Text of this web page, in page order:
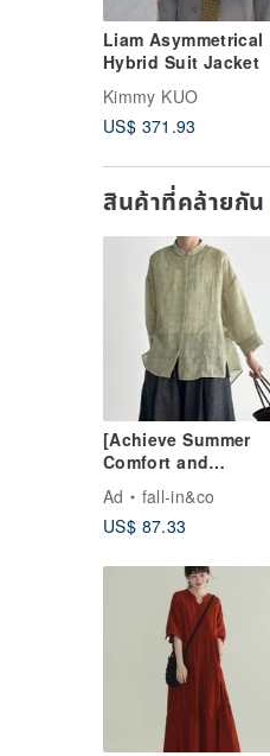
Liam Asymmetrical
Hybrid Suit Jacket
Kimmy KUO
US$ 371.93
สินค้าที่คล้ายกัน
[Achieve Summer
Comfort and
Elegance] 100%
Ramie 3/4 Sleeve UV
Shirt Blouse in Light
Ad
fall-in&co
US$ 87.33